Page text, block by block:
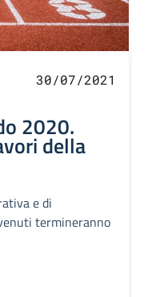
30/07/2021
2020.
della
e di
termineranno